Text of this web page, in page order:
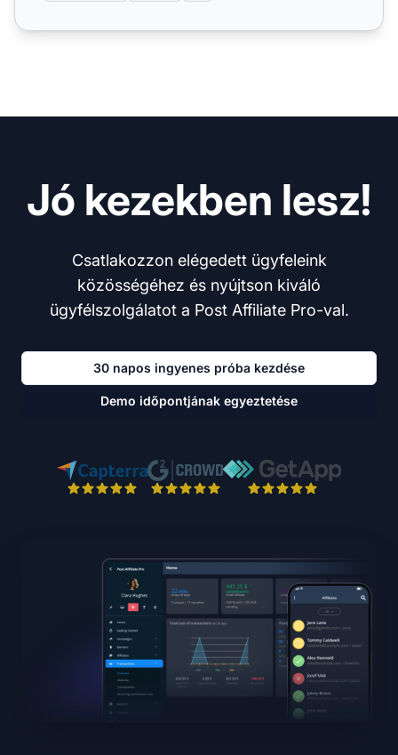
Jó kezekben lesz!
Csatlakozzon elégedett ügyfeleink
közösségéhez és nyújtson kiváló
ügyfélszolgálatot a Post Affiliate Pro-val.
30 napos ingyenes próba kezdése
Demo időpontjának egyeztetése